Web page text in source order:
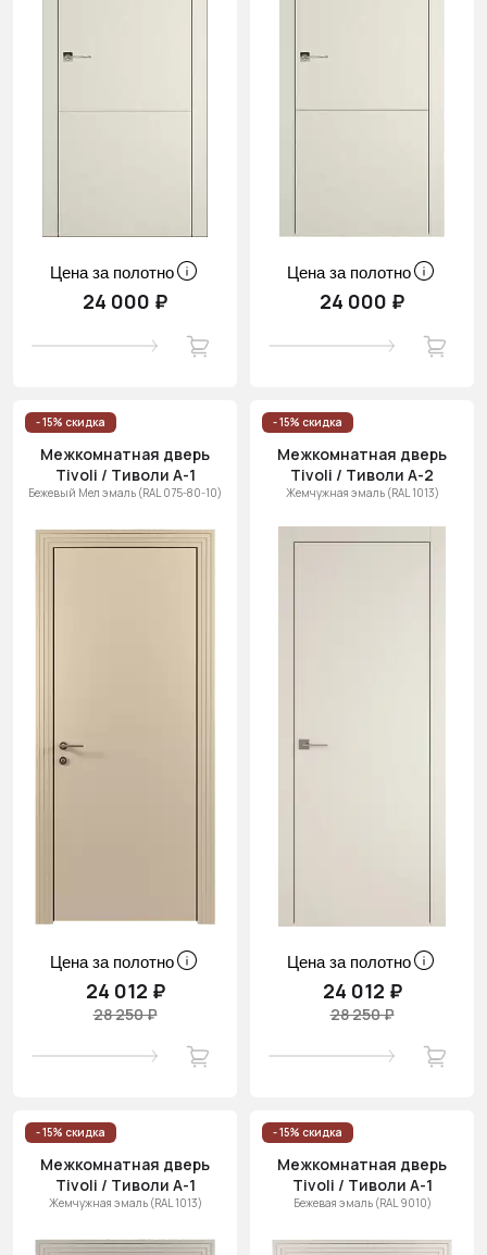
Цена за полотно
24 000 ₽
Цена за полотно
24 000 ₽
- 15% скидка
Межкомнатная дверь
Tivoli / Тиволи А-1
Бежевый Мел эмаль (RAL 075-80-10)
Цена за полотно
24 012 ₽
28 250 ₽
- 15% скидка
Межкомнатная дверь
Tivoli / Тиволи А-2
Жемчужная эмаль (RAL 1013)
Цена за полотно
24 012 ₽
28 250 ₽
- 15% скидка
Межкомнатная дверь
Tivoli / Тиволи А-1
Жемчужная эмаль (RAL 1013)
- 15% скидка
Межкомнатная дверь
Tivoli / Тиволи А-1
Бежевая эмаль (RAL 9010)